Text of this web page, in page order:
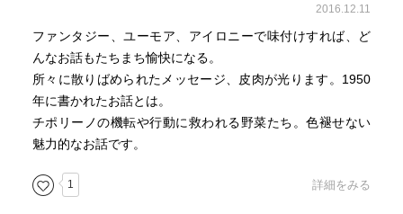
2016.12.11
ファンタジー、ユーモア、アイロニーで味付けすれば、ど
んなお話もたちまち愉快になる。
所々に散りばめられたメッセージ、皮肉が光ります。1950
年に書かれたお話とは。
チポリーノの機転や行動に救われる野菜たち。色褪せない
魅力的なお話です。
1 詳細をみる